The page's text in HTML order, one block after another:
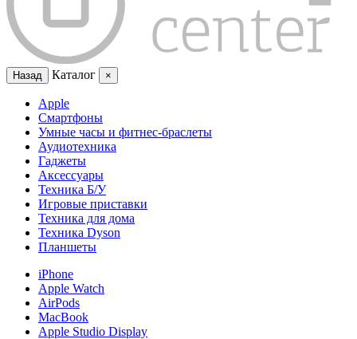
Назад Каталог ×
Apple
Смартфоны
Умные часы и фитнес-браслеты
Аудиотехника
Гаджеты
Аксессуары
Техника Б/У
Игровые приставки
Техника для дома
Техника Dyson
Планшеты
iPhone
Apple Watch
AirPods
MacBook
Apple Studio Display